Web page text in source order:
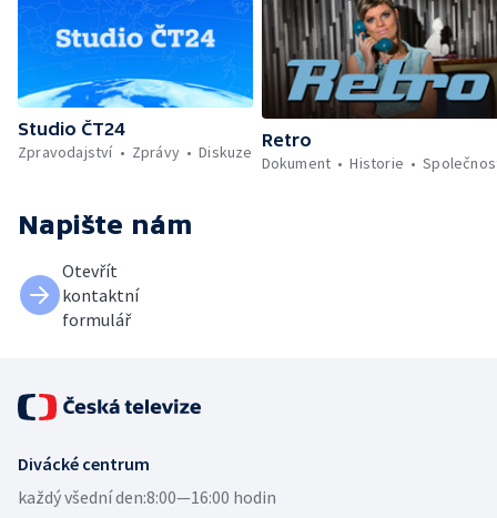
Studio ČT24
Zpravodajství
Zprávy Diskuze
Retro
Dokument
Historie
Napište nám
Otevřít
kontaktní
formulář
Divácké centrum
každý všední den:8:00—16:00 hodin